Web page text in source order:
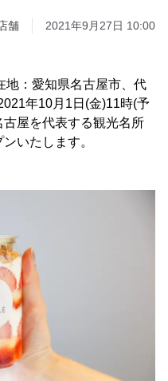
舗 2021年9月27日 10:00
地：愛知県名古屋市、代
年10月1日(金)11時(予
屋を代表する観光名所
いたします。